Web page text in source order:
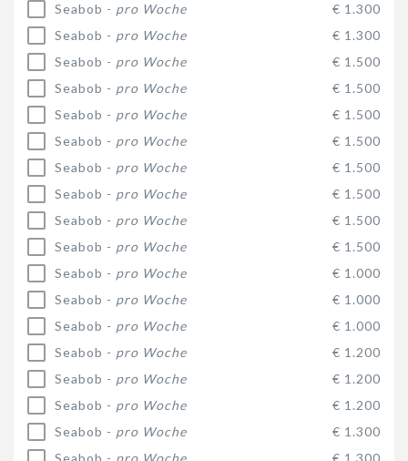
Seabob - pro Woche
€ 1.300
Seabob - pro Woche
€ 1.300
Seabob - pro Woche
€ 1.500
Seabob - pro Woche
€ 1.500
Seabob - pro Woche
€ 1.500
Seabob - pro Woche
€ 1.500
Seabob - pro Woche
€ 1.500
Seabob - pro Woche
€ 1.500
Seabob - pro Woche
€ 1.500
Seabob - pro Woche
€ 1.500
Seabob - pro Woche
€ 1.000
Seabob - pro Woche
€ 1.000
Seabob - pro Woche
€ 1.000
Seabob - pro Woche
€ 1.200
Seabob - pro Woche
€ 1.200
Seabob - pro Woche
€ 1.200
Seabob - pro Woche
€ 1.300